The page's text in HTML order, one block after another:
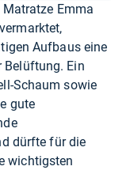
Emma
Aufbaus eine
Belüftung. Ein
Schaum sowie
gute
dürfte für die
wichtigsten